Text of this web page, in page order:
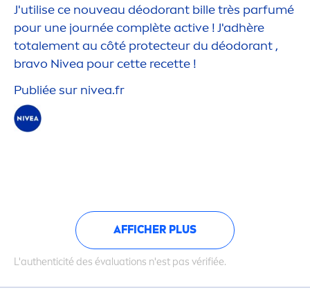
J'utilise ce nouveau déodorant bille très parfumé
pour une journée complèteactive ! J'adhère
totalement au côté protecteur du déodorant ,
bravo Nivea pour cette recette !
Publiée sur nivea.fr
AFFICHER PLUS
L'authenticité des évaluations n'est pas vérifiée.